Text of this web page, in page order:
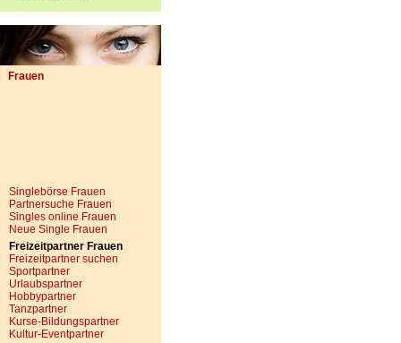
Frauen
Singlebörse Frauen
Partnersuche Frauen
Singles online Frauen
Neue Single Frauen
Freizeitpartner Frauen
Freizeitpartner suchen
Sportpartner
Urlaubspartner
Hobbypartner
Tanzpartner
Kurse-Bildungspartner
Kultur-Eventpartner